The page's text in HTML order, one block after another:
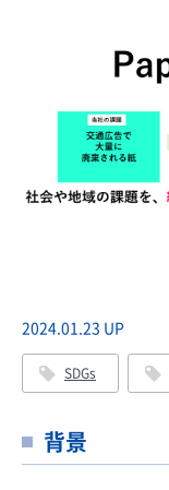
2024.01.23 UP
SDGs
背景